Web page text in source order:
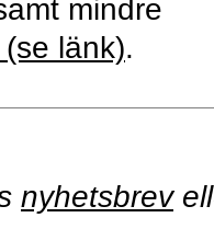
mindre
(se länk).
nyhetsbrev